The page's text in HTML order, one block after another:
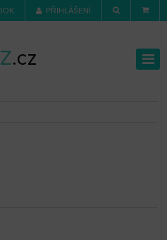
PŘIHLÁŠENÍ